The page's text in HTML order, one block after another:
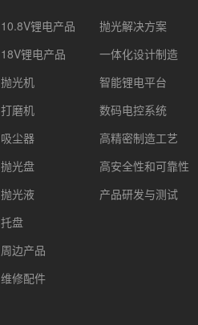
10.8V锂电产品
18V锂电产品
抛光机
打磨机
吸尘器
抛光盘
抛光液
托盘
周边产品
维修配件
抛光解决方案
一体化设计制造
智能锂电平台
数码电控系统
高精密制造工艺
高安全性和可靠性
产品研发与测试